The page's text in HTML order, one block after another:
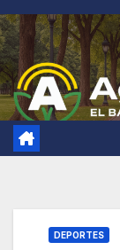
Saltar
al
contenido
DEPORTES